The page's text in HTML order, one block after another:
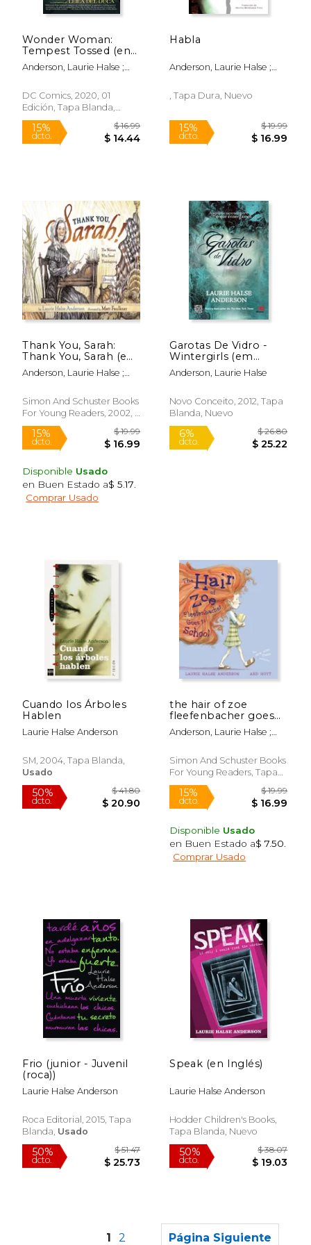
15%
dcto.
$ 7.99
$ 6.79
15%
dcto.
15%
dcto.
Rápido
15%
dcto.
Wonder Woman:
Tempest Tossed (en
Inglés)
Anderson, Laurie Halse ;
DC Comics, 2020, 01
Edición, Tapa Blanda,
Nuevo
15%
dcto. $ 14.44
Habla
Anderson, Laurie Halse ;
, Tapa Dura, Nuevo
15%
dcto.
Thank You, Sarah:
Thank You, Sarah (en
Inglés)
Anderson, Laurie Halse ;
Simon And Schuster Books
For Young Readers, 2002, 1
Edición, Tapa Dura, Nuevo
Disponible Usado
en Buen Estado a$ 5.17
Comprar Usado
Garotas De Vidro -
Wintergirls (em
Portugues Do Brasil)
(en Portugués)
Anderson, Laurie Halse
Novo Conceito, 2012, Tapa
Blanda, Nuevo
Cuando los Árboles
Hablen
Laurie Halse Anderson
SM, 2004, Tapa Blanda,
Usado
the hair of zoe
fleefenbacher goes
to school (en Inglés)
Anderson, Laurie Halse ;
Simon And Schuster Books
For Young Readers, Tapa
Dura, Nuevo
Disponible Usado
en Buen Estado a$ 7.50
Comprar Usado
Frio (junior - Juvenil
(roca))
Laurie Halse Anderson
Roca Editorial, 2015, Tapa
Blanda, Usado
Speak (en Inglés)
Laurie Halse Anderson
Hodder Children's Books,
Tapa Blanda, Nuevo
1 2 Página Siguiente